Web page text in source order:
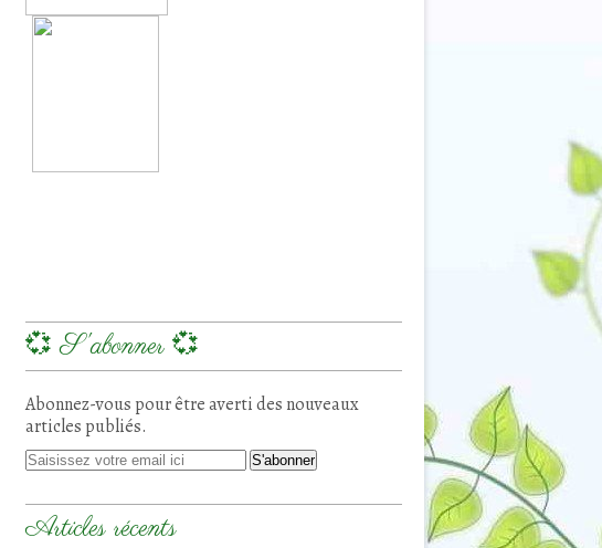
💞 S'abonner 💞
Abonnez-vous pour être averti des nouveaux
articles publiés.
Articles récents